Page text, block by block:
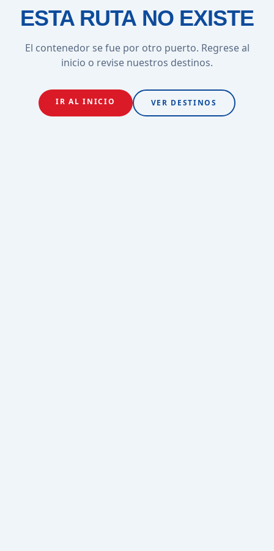
ESTA RUTA NO EXISTE
El contenedor se fue por otro puerto. Regrese al
inicio o revise nuestros destinos.
IR AL INICIO VER DESTINOS